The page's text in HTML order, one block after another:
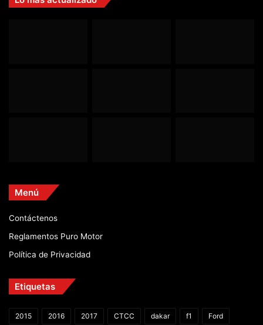
Menú
Contáctenos
Reglamentos Puro Motor
Política de Privacidad
Etiquetas
2015 2016 2017 CTCC dakar f1 Ford